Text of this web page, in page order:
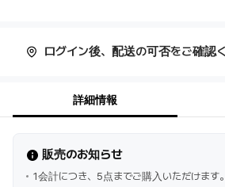
ログイン後、配送の可否をご確認く
詳細情報
販売のお知らせ
1会計につき、5点までご購入いただけます。